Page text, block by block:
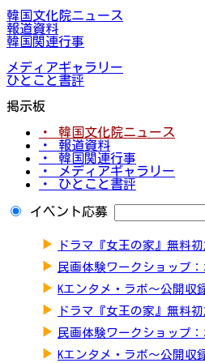
韓国文化院ニュース
報道資料
韓国関連行事
メディアギャラリー
ひとこと書評
掲示板
・ 韓国文化院ニュース
・ 報道資料
・ 韓国関連行事
・ メディアギャラリー
・ ひとこと書評
イベント応募
▶ ドラマ『女王の家』無料
▶ 民画体験ワークショップ
▶ Kエンタメ・ラボ～公開収
▶ ドラマ『女王の家』無料
▶ 民画体験ワークショップ
▶ Kエンタメ・ラボ～公開収